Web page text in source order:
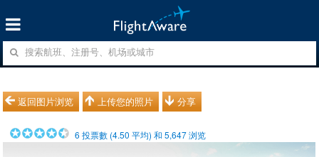
返回图片浏览 上传您的照片 分享
6 投票數 (4.50 平均) 和5,647浏览